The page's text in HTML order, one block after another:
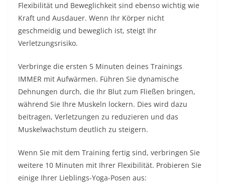
Flexibilität und Beweglichkeit sind ebenso wichtig wie
Kraft und Ausdauer. Wenn Ihr Körper nicht
geschmeidig und beweglich ist, steigt Ihr
Verletzungsrisiko.
Verbringe die ersten 5 Minuten deines Trainings
IMMER mit Aufwärmen. Führen Sie dynamische
Dehnungen durch, die Ihr Blut zum Fließen bringen,
während Sie Ihre Muskeln lockern. Dies wird dazu
beitragen, Verletzungen zu reduzieren und das
Muskelwachstum deutlich zu steigern.
Wenn Sie mit dem Training fertig sind, verbringen Sie
weitere 10 Minuten mit Ihrer Flexibilität. Probieren Sie
einige Ihrer Lieblings-Yoga-Posen aus: